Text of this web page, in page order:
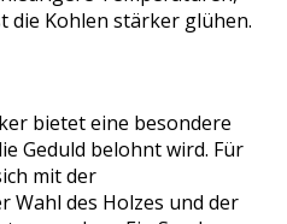
die Kohlen stärker glühen.
bietet eine besondere
Geduld belohnt wird. Für
mit der
des Holzes und der